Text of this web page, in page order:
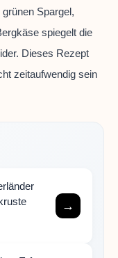
Spargel,
spiegelt die
Dieses Rezept
zeitaufwendig sein
→